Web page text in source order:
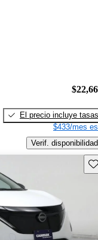
El precio incluye tasas
$433/mes
Verif. disponibilidad